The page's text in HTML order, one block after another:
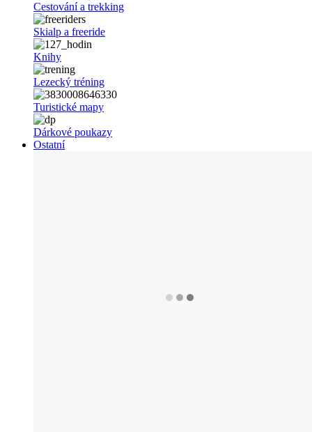
Cestování a trekking
Skialp a freeride
Knihy
Lezecký tréning
Turistické mapy
Dárkové poukazy
Ostatní